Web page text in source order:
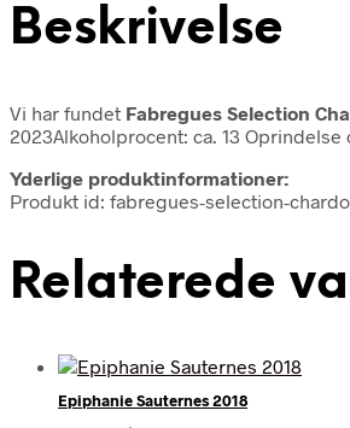
Beskrivelse
Vi har fundet Fabregues Selection
2023Alkoholprocent: ca. 13
Yderlige produktinformationer:
Produkt id: fabregues-selection-
Relaterede
Epiphanie Sauternes 2018